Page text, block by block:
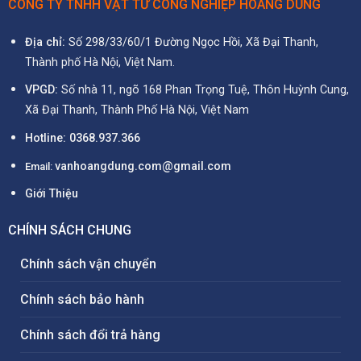
CÔNG TY TNHH VẬT TƯ CÔNG NGHIỆP HOÀNG DŨNG
Địa chỉ: Số 298/33/60/1 Đường Ngọc Hồi, Xã Đại Thanh,
Thành phố Hà Nội, Việt Nam.
VPGD: Số nhà 11, ngõ 168 Phan Trọng Tuệ, Thôn Huỳnh Cung,
Xã Đại Thanh, Thành Phố Hà Nội, Việt Nam
Hotline: 0368.937.366
Email: vanhoangdung.com@gmail.com
Giới Thiệu
CHÍNH SÁCH CHUNG
Chính sách vận chuyển
Chính sách bảo hành
Chính sách đổi trả hàng